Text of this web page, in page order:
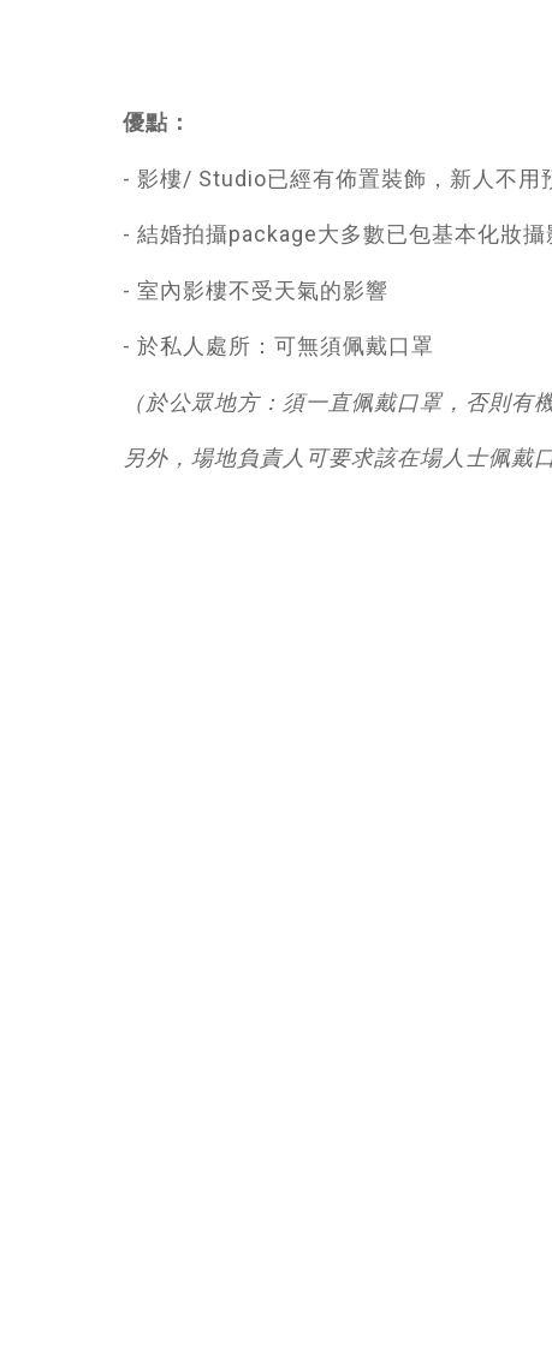
優點：
- 影樓/ Studio已經有佈置裝飾，新人不用
- 結婚拍攝package大多數已包基本化妝
- 室內影樓不受天氣的影響
- 於私人處所：可無須佩戴口罩
（於公眾地方：須一直佩戴口罩，否則有
另外，場地負責人可要求該在場人士佩戴